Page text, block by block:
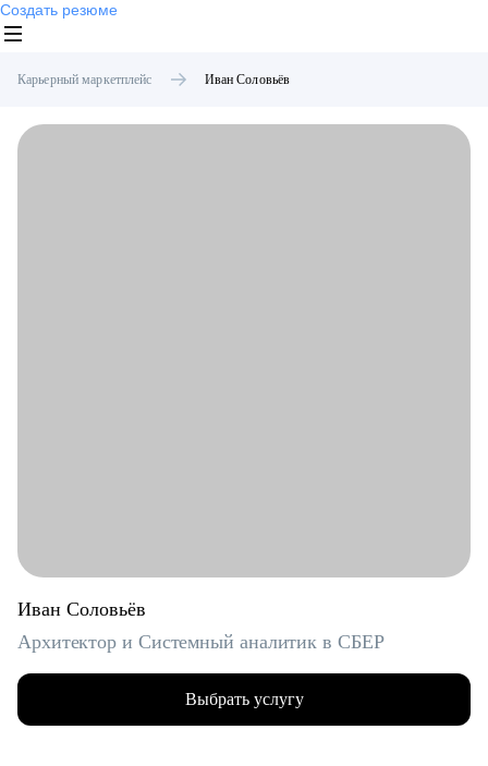
Создать резюме
Карьерный маркетплейс Иван Соловьёв
Иван Соловьёв
Архитектор и Системный аналитик в СБЕР
Выбрать услугу